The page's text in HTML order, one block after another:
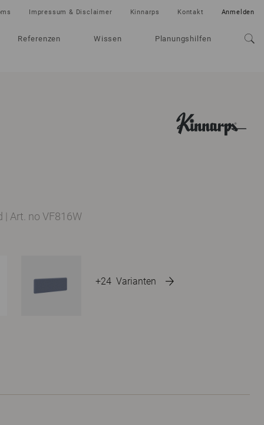
Referenzen Wissen Planungshilfen
Impressum & Disclaimer Kinnarps Kontakt Anmelden
+24 Varianten
| Art. no VF816W